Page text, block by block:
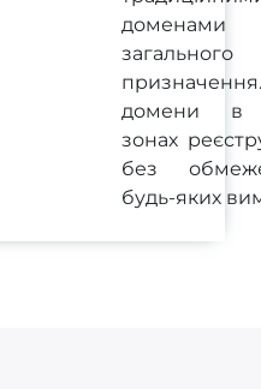
доменами
загального
домени в
зонах
без
будь-яких